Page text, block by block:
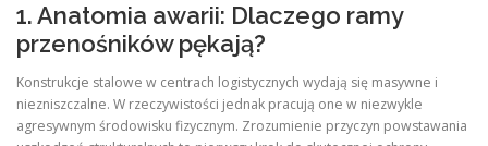
1. Anatomia awarii: Dlaczego ramy
przenośników pękają?
Konstrukcje stalowe w centrach logistycznych wydają się masywne i
niezniszczalne. W rzeczywistości jednak pracują one w niezwykle
agresywnym środowisku fizycznym. Zrozumienie przyczyn powstawania